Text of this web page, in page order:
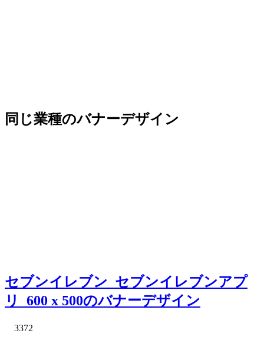
同じ業種のバナーデザイン
セブンイレブン_セブンイレブンアプ
リ_600 x 500のバナーデザイン
3372